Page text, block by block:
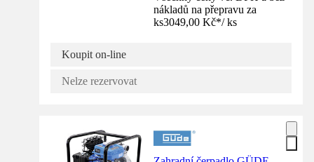
nákladů na přepravu za
ks3049,00 Kč*/ ks
Koupit on-line
Nelze rezervovat